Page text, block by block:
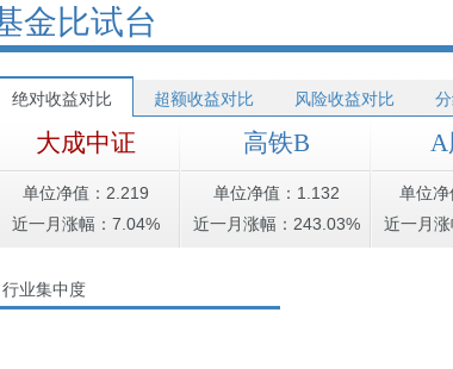
金比试台
绝对收益对比 超额收益对比 风险收益对比
大成中证
单位净值：2.219
近一月涨幅：7.04%
高铁B
单位净值：1.132
近一月涨幅：243.03%
A
单位
近一月
行业集中度